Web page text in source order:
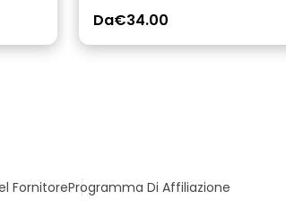
Da€34.00
FornitoreProgramma Di Affiliazione